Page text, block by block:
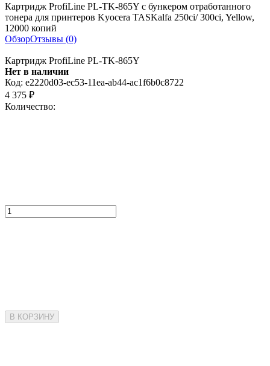
Картридж ProfiLine PL-TK-865Y с бункером отработанного
тонера для принтеров Kyocera TASKalfa 250ci/ 300ci, Yellow,
12000 копий
ОбзорОтзывы (0)
Картридж ProfiLine PL-TK-865Y
Нет в наличии
Код: e2220d03-ec53-11ea-ab44-ac1f6b0c8722
4 375 ₽
Количество:
В КОРЗИНУ